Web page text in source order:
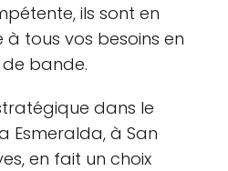
ils sont en
tous vos besoins en
bande.
dans le
Esmeralda, à San
en fait un choix